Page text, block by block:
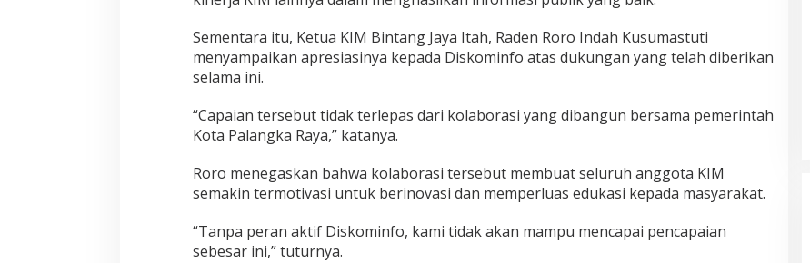
Sementara itu, Ketua KIM Bintang Jaya Itah, Raden Roro Indah Kusumastuti
menyampaikan apresiasinya kepada Diskominfo atas dukungan yang telah diberikan
selama ini.
“Capaian tersebut tidak terlepas dari kolaborasi yang dibangun bersama pemerintah
Kota Palangka Raya,” katanya.
Roro menegaskan bahwa kolaborasi tersebut membuat seluruh anggota KIM
semakin termotivasi untuk berinovasi dan memperluas edukasi kepada masyarakat.
“Tanpa peran aktif Diskominfo, kami tidak akan mampu mencapai pencapaian
sebesar ini,” tuturnya.